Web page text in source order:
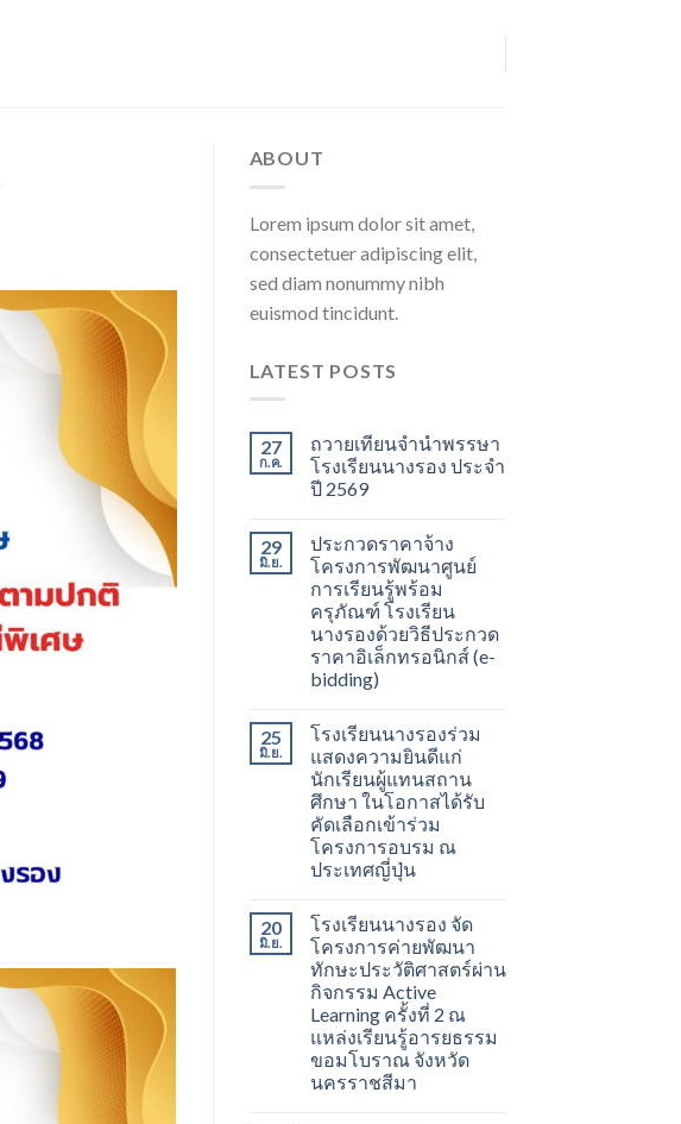
ABOUT
Lorem ipsum dolor sit amet,
consectetuer adipiscing elit,
sed diam nonummy nibh
euismod tincidunt.
LATEST POSTS
27
ก.ค.
ถวายเทียนจำนำพรรษา
โรงเรียนนางรอง ประจำ
ปี 2569
29
มิ.ย.
ประกวดราคาจ้าง
โครงการพัฒนาศูนย์
การเรียนรู้พร้อม
ครุภัณฑ์ โรงเรียน
นางรองด้วยวิธีประกวด
ราคาอิเล็กทรอนิกส์ (e-
bidding)
25
มิ.ย.
โรงเรียนนางรองร่วม
แสดงความยินดีแก่
นักเรียนผู้แทนสถาน
ศึกษา ในโอกาสได้รับ
คัดเลือกเข้าร่วม
โครงการอบรม ณ
ประเทศญี่ปุ่น
20
มิ.ย.
โรงเรียนนางรอง จัด
โครงการค่ายพัฒนา
ทักษะประวัติศาสตร์ผ่าน
กิจกรรม Active
Learning ครั้งที่ 2 ณ
แหล่งเรียนรู้อารยธรรม
ขอมโบราณ จังหวัด
นครราชสีมา